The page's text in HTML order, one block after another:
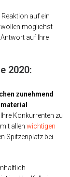
auf ein
wollen möglichst
auf Ihre
2020:
zunehmend
Konkurrenten zu
allen wichtigen
Spitzenplatz bei